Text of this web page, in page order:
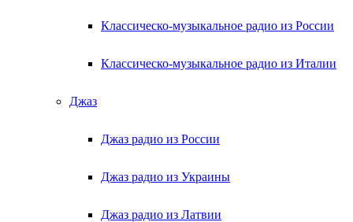
Классическо-музыкальное радио из России
Классическо-музыкальное радио из Италии
Джаз
Джаз радио из России
Джаз радио из Украины
Джаз радио из Латвии